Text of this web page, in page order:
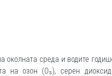
среда и водите
озон (O₃), серен диоксид